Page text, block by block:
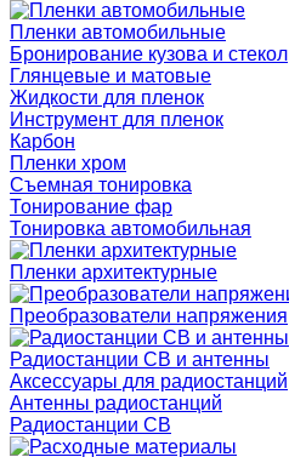
Пленки автомобильные
Бронирование кузова и стекол
Глянцевые и матовые
Жидкости для пленок
Инструмент для пленок
Карбон
Пленки хром
Съемная тонировка
Тонирование фар
Тонировка автомобильная
Пленки архитектурные
Преобразователи напряжения
Радиостанции CB и антенны
Аксессуары для радиостанций
Антенны радиостанций
Радиостанции CB